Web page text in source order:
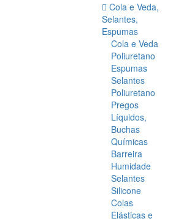
Cola e Veda,
Selantes,
Espumas
Cola e Veda
Poliuretano
Espumas
Selantes
Poliuretano
Pregos
Líquidos,
Buchas
Químicas
Barreira
Humidade
Selantes
Silicone
Colas
Elásticas e